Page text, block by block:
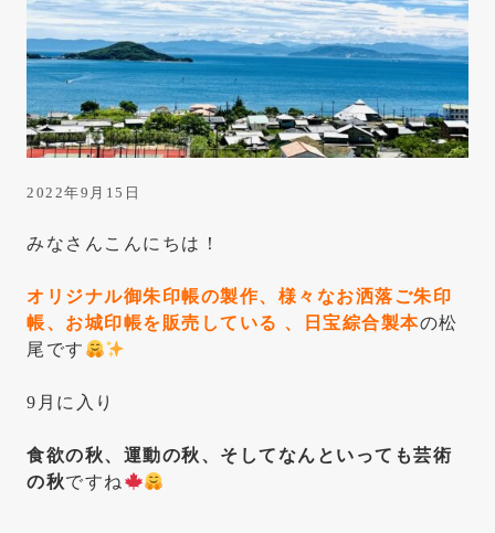
き
っ
と
こ
こ
に
り
ま
す
2022年9月15日
みなさんこんにちは！
オリジナル御朱印帳の製作、様々なお洒落ご朱印
帳、お城印帳を販売している 、日宝綜合製本の松
尾です
9月に入り
食欲の秋、運動の秋、そしてなんといっても芸術
の秋ですね